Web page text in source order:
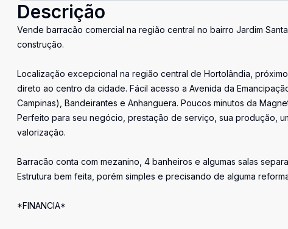
Descrição
Vende barracão comercial na região central no bairro Jardim
construção.
Localização excepcional na região central de Hortolândia,
direto ao centro da cidade. Fácil acesso a Avenida da
Campinas), Bandeirantes e Anhanguera. Poucos minutos da
Perfeito para seu negócio, prestação de serviço, sua produção,
valorização.
Barracão conta com mezanino, 4 banheiros e algumas salas
Estrutura bem feita, porém simples e precisando de alguma
*FINANCIA*